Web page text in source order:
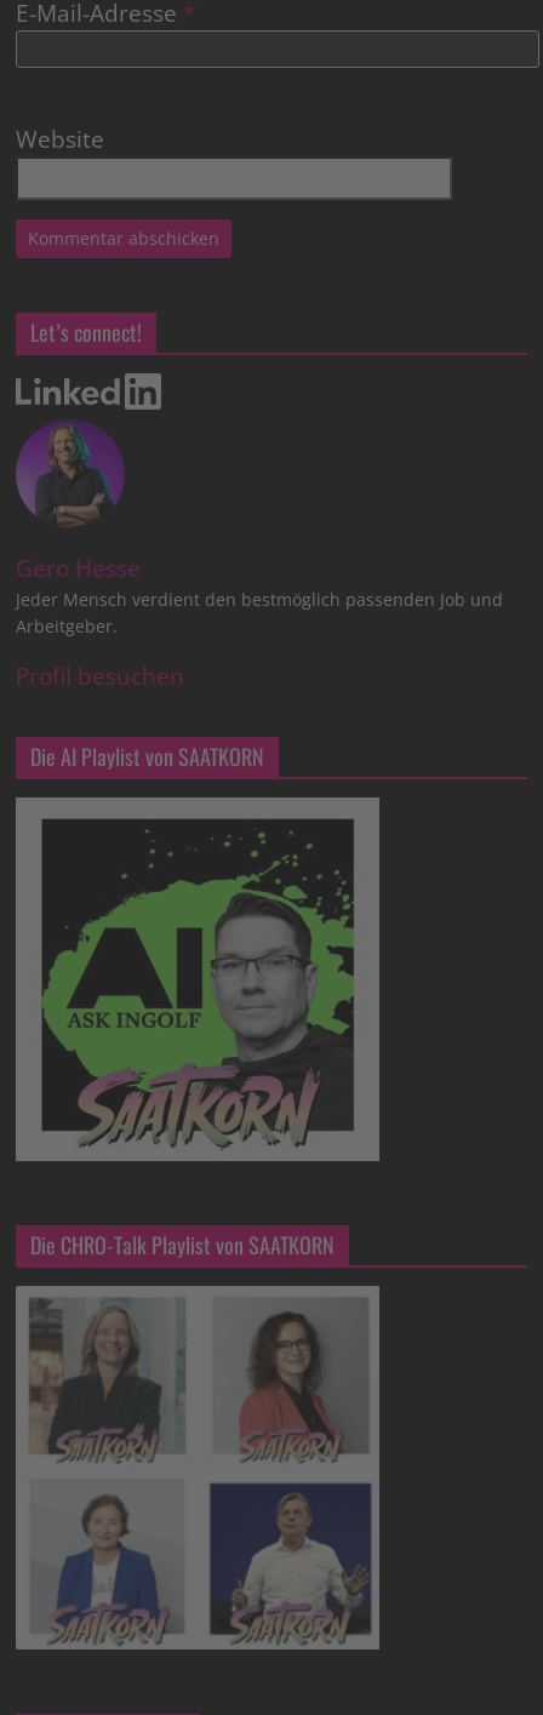
E-Mail-Adresse *
Website
Let’s connect!
Gero Hesse
Jeder Mensch verdient den bestmöglich passenden Job und
Arbeitgeber.
Profil besuchen
Die AI Playlist von SAATKORN
Die CHRO-Talk Playlist von SAATKORN